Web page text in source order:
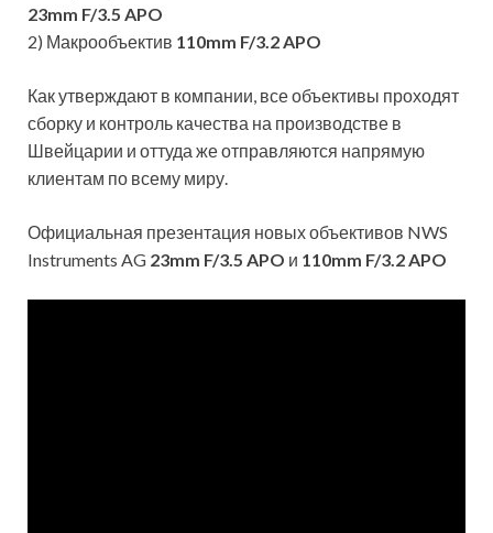
23mm F/3.5 APO
2) Макрообъектив 110mm F/3.2 APO
Как утверждают в компании, все объективы проходят
сборку и контроль качества на производстве в
Швейцарии и оттуда же отправляются напрямую
клиентам по всему миру.
Официальная презентация новых объективов NWS
Instruments AG 23mm F/3.5 APO и 110mm F/3.2 APO